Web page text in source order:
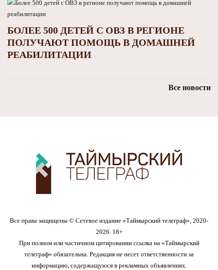
БОЛЕЕ 500 ДЕТЕЙ С ОВЗ В РЕГИОНЕ
ПОЛУЧАЮТ ПОМОЩЬ В ДОМАШНЕЙ
РЕАБИЛИТАЦИИ
Все новости
Все права защищены © Сетевое издание «Таймырский телеграф», 2020-
2026. 18+
При полном или частичном цитировании ссылка на «Таймырский
телеграф» обязательна. Редакция не несет ответственности за
информацию, содержащуюся в рекламных объявлениях.